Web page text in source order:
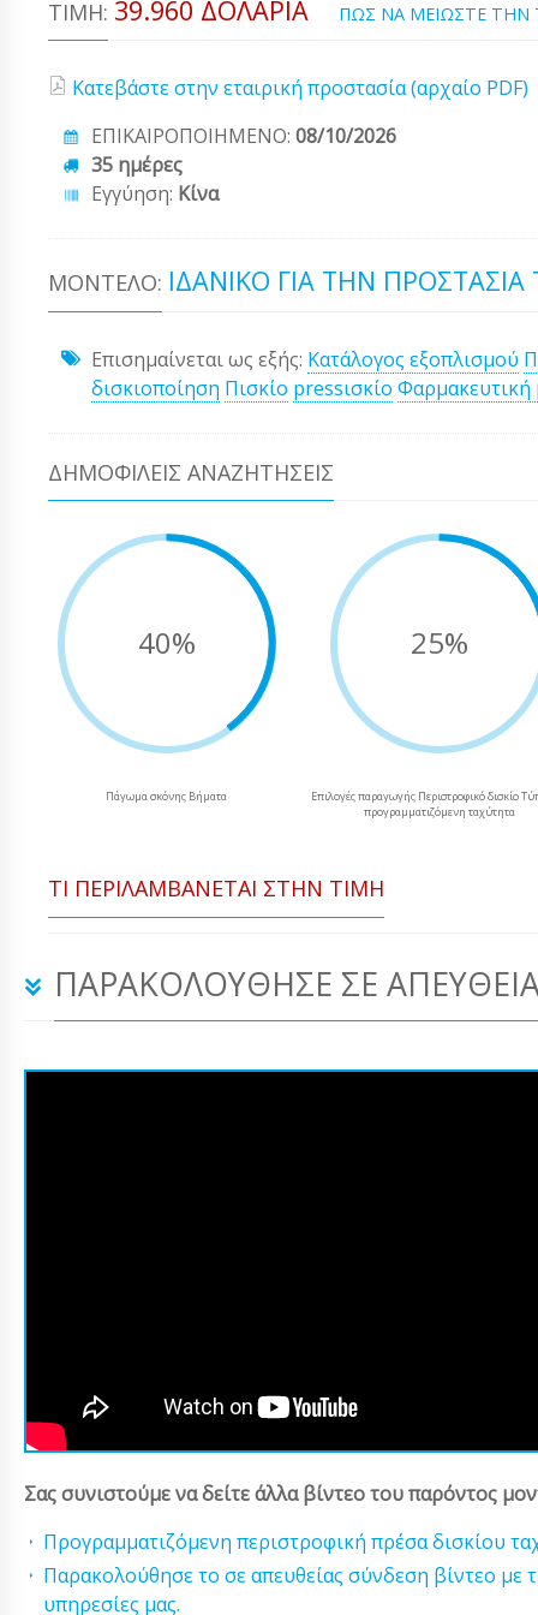
ΤΙΜΉ: 39.960 ΔΟΛΆΡΙΑ ΠΩΣ ΝΑ ΜΕΙΩΣΤΕ ΤΗΝ
Κατεβάστε στην εταιρική προστασία (αρχαίο PDF)
ΕΠΙΚΑΙΡΟΠΟΙΗΜΕΝΟ: 08/10/2026
35 ημέρες
Εγγύηση: Κίνα
ΜΟΝΤΈΛΟ: ΙΔΑΝΙΚΌ ΓΙΑ ΤΗΝ ΠΡΟΣΤΑΣΊΑ
Επισημαίνεται ως εξής: Κατάλογος εξοπλισμού
δισκιοποίηση Πισκίο pressισκίο
ΔΗΜΟΦΙΛΕΊΣ ΑΝΑΖΗΤΉΣΕΙΣ
40%
Πάγωμα σκόνης Βήματα
25%
Επιλογές παραγωγής Περιστροφικό δισκίο
προγραμματιζόμενη ταχύτητα
ΤΙ ΠΕΡΙΛΑΜΒΆΝΕΤΑΙ ΣΤΗΝ ΤΙΜΉ
ΠΑΡΑΚΟΛΟΎΘΗΣΕ ΣΕ
Σας συνιστούμε να δείτε άλλα βίντεο του παρόντος
Προγραμματιζόμενη περιστροφική πρέσα δισκίου
Παρακολούθησε το σε απευθείας σύνδεση βίντεο με
υπηρεσίες μας.